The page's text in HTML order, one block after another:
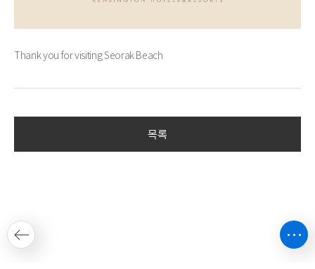
Thank you for visiting Seorak Beach
목록